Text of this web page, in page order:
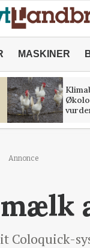
MASKINER
Annonce
Coloquick-